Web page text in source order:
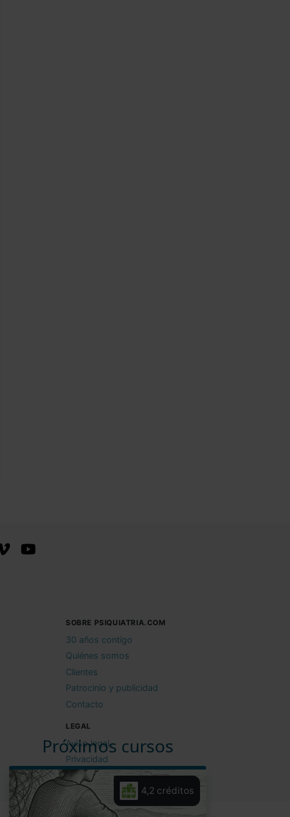
Próximos cursos
4,2 créditos
SOBRE PSIQUIATRIA.COM
30 años contigo
Quiénes somos
Clientes
Patrocinio y publicidad
Contacto
LEGAL
Aviso legal
Privacidad
Cookies
Condiciones de uso